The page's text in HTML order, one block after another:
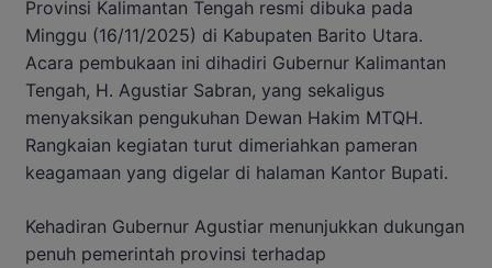
Provinsi Kalimantan Tengah resmi dibuka pada
Minggu (16/11/2025) di Kabupaten Barito Utara.
Acara pembukaan ini dihadiri Gubernur Kalimantan
Tengah, H. Agustiar Sabran, yang sekaligus
menyaksikan pengukuhan Dewan Hakim MTQH.
Rangkaian kegiatan turut dimeriahkan pameran
keagamaan yang digelar di halaman Kantor Bupati.
Kehadiran Gubernur Agustiar menunjukkan dukungan
penuh pemerintah provinsi terhadap